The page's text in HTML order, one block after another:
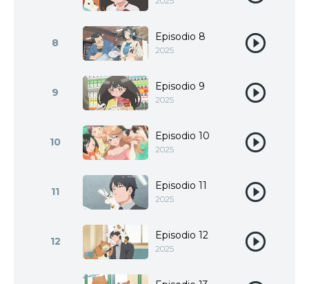
8 Episodio 8
2025
9 Episodio 9
2025
10 Episodio 10
2025
11 Episodio 11
2025
12 Episodio 12
2025